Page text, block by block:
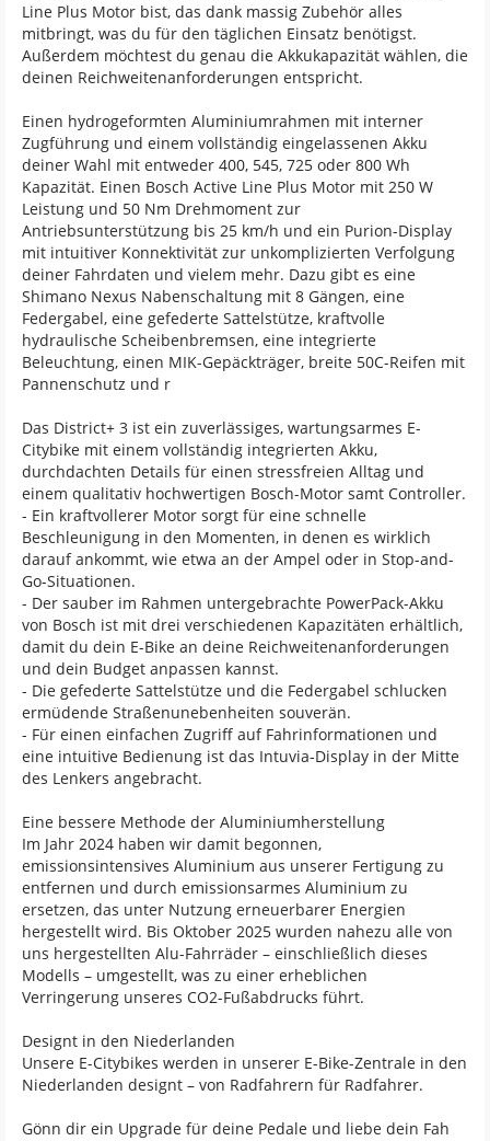
Line Plus Motor bist, das dank massig Zubehör alles
mitbringt, was du für den täglichen Einsatz benötigst.
Außerdem möchtest du genau die Akkukapazität wählen, die
deinen Reichweitenanforderungen entspricht.
Einen hydrogeformten Aluminiumrahmen mit interner
Zugführung und einem vollständig eingelassenen Akku
deiner Wahl mit entweder 400, 545, 725 oder 800 Wh
Kapazität. Einen Bosch Active Line Plus Motor mit 250 W
Leistung und 50 Nm Drehmoment zur
Antriebsunterstützung bis 25 km/h und ein Purion-Display
mit intuitiver Konnektivität zur unkomplizierten Verfolgung
deiner Fahrdaten und vielem mehr. Dazu gibt es eine
Shimano Nexus Nabenschaltung mit 8 Gängen, eine
Federgabel, eine gefederte Sattelstütze, kraftvolle
hydraulische Scheibenbremsen, eine integrierte
Beleuchtung, einen MIK-Gepäckträger, breite 50C-Reifen mit
Pannenschutz und r
Das District+ 3 ist ein zuverlässiges, wartungsarmes E-
Citybike mit einem vollständig integrierten Akku,
durchdachten Details für einen stressfreien Alltag und
einem qualitativ hochwertigen Bosch-Motor samt Controller.
- Ein kraftvollerer Motor sorgt für eine schnelle
Beschleunigung in den Momenten, in denen es wirklich
darauf ankommt, wie etwa an der Ampel oder in Stop-and-
Go-Situationen.
- Der sauber im Rahmen untergebrachte PowerPack-Akku
von Bosch ist mit drei verschiedenen Kapazitäten erhältlich,
damit du dein E-Bike an deine Reichweitenanforderungen
und dein Budget anpassen kannst.
- Die gefederte Sattelstütze und die Federgabel schlucken
ermüdende Straßenunebenheiten souverän.
- Für einen einfachen Zugriff auf Fahrinformationen und
eine intuitive Bedienung ist das Intuvia-Display in der Mitte
des Lenkers angebracht.
Eine bessere Methode der Aluminiumherstellung
Im Jahr 2024 haben wir damit begonnen,
emissionsintensives Aluminium aus unserer Fertigung zu
entfernen und durch emissionsarmes Aluminium zu
ersetzen, das unter Nutzung erneuerbarer Energien
hergestellt wird. Bis Oktober 2025 wurden nahezu alle von
uns hergestellten Alu-Fahrräder – einschließlich dieses
Modells – umgestellt, was zu einer erheblichen
Verringerung unseres CO2-Fußabdrucks führt.
Designt in den Niederlanden
Unsere E-Citybikes werden in unserer E-Bike-Zentrale in den
Niederlanden designt – von Radfahrern für Radfahrer.
Gönn dir ein Upgrade für deine Pedale und liebe dein Fah